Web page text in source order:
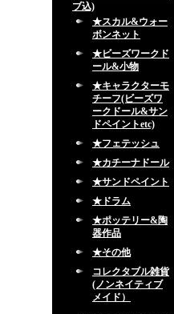
ブ込)
★スカル&ウォー
ボンネット
★ビーズワークド
ール&小物
★キャラクターモ
チーフ(ビーズワ
ークドール&サン
ドペイントetc)
★フェテッシュ
★カチーナドール
★サンドペイント
★ドラム
★ポッテリー&陶
器作品
★その他
コレクタブル雑貨
(ノンネイティブ
メイド）